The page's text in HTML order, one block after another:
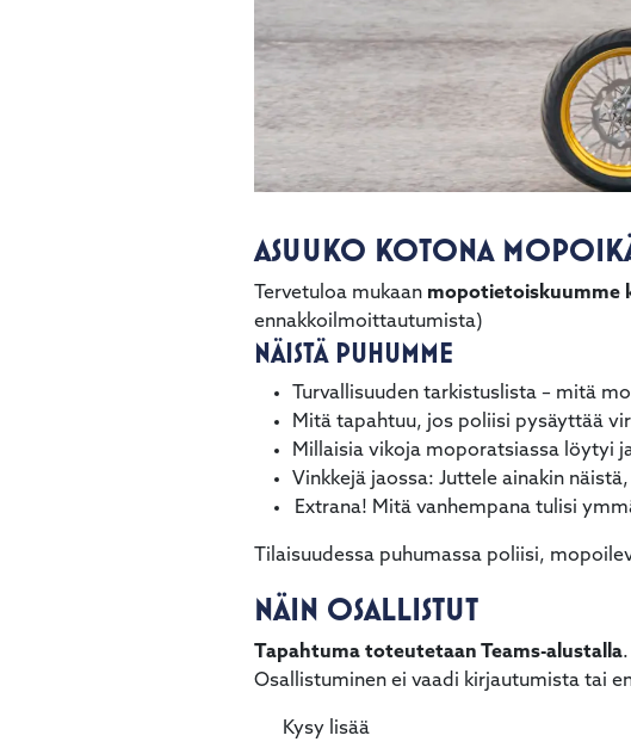
ASUUKO KOTONA
Tervetuloa mukaan mopotietoiskuumme
ennakkoilmoittautumista)
NÄISTÄ PUHUMME
Turvallisuuden tarkistuslista – mitä
Mitä tapahtuu, jos poliisi pysäyttää
Millaisia vikoja moporatsiassa löytyi
Vinkkejä jaossa: Juttele ainakin
Extrana! Mitä vanhempana tulisi
Tilaisuudessa puhumassa poliisi,
NÄIN OSALLISTUT
Tapahtuma toteutetaan Teams-alustalla.
Osallistuminen ei vaadi kirjautumista tai
Kysy lisää